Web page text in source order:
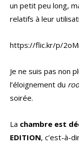
un petit peu long,
relatifs à leur
https://flic.kr/p/
Je ne suis pas non
l’éloignement du
soirée.
La chambre est
EDITION, c’est-à-